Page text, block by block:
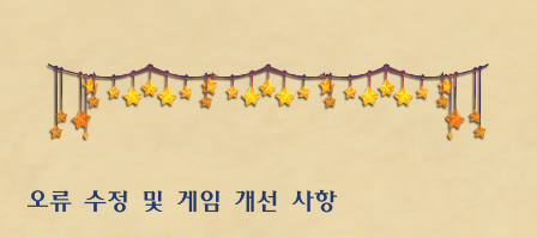
오류 수정 및 게임 개선 사항